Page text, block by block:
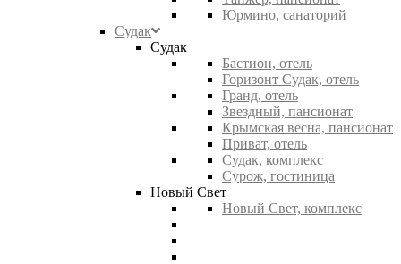
Юрмино, санаторий
Судак
Судак
Бастион, отель
Горизонт Судак, отель
Гранд, отель
Звездный, пансионат
Крымская весна, пансионат
Приват, отель
Судак, комплекс
Сурож, гостиница
Новый Свет
Новый Свет, комплекс